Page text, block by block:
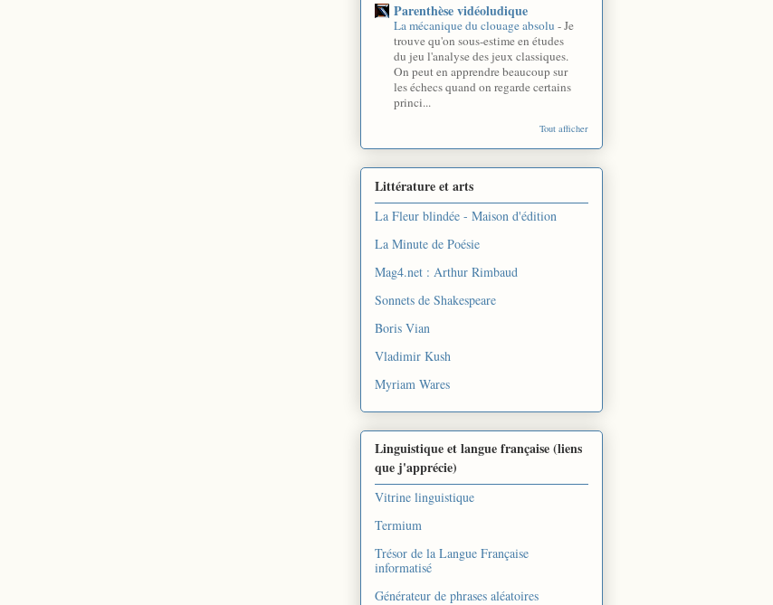
Parenthèse vidéoludique
La mécanique du clouage absolu -Je
trouve qu'on sous-estime en études
du jeu l'analyse des jeux classiques.
On peut en apprendre beaucoup sur
les échecs quand on regarde certains
princi...
Tout afficher
Littérature et arts
La Fleur blindée - Maison d'édition
La Minute de Poésie
Mag4.net : Arthur Rimbaud
Sonnets de Shakespeare
Boris Vian
Vladimir Kush
Myriam Wares
Linguistique et langue française (liens
que j'apprécie)
Vitrine linguistique
Termium
Trésor de la Langue Française
informatisé
Générateur de phrases aléatoires